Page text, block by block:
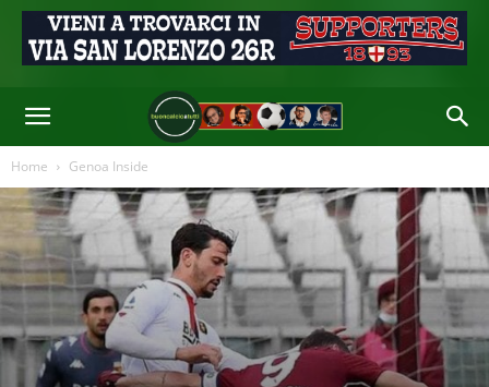
Home Genoa Inside
Redazione 13 Feb 2021 17:20